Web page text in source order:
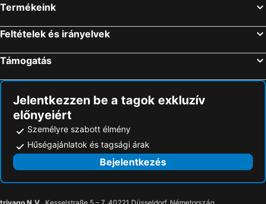
Termékeink
Feltételek és irányelvek
Támogatás
Jelentkezzen be a tagok exkluzív
előnyeiért
Személyre szabott élmény
Hűségajánlatok és tagsági árak
Bejelentkezés